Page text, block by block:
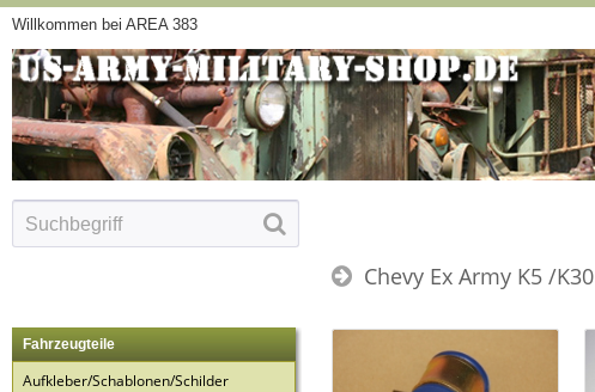
Willkommen bei AREA 383
Chevy Ex Army K5 /K30
Fahrzeugteile
Aufkleber/Schablonen/Schilder